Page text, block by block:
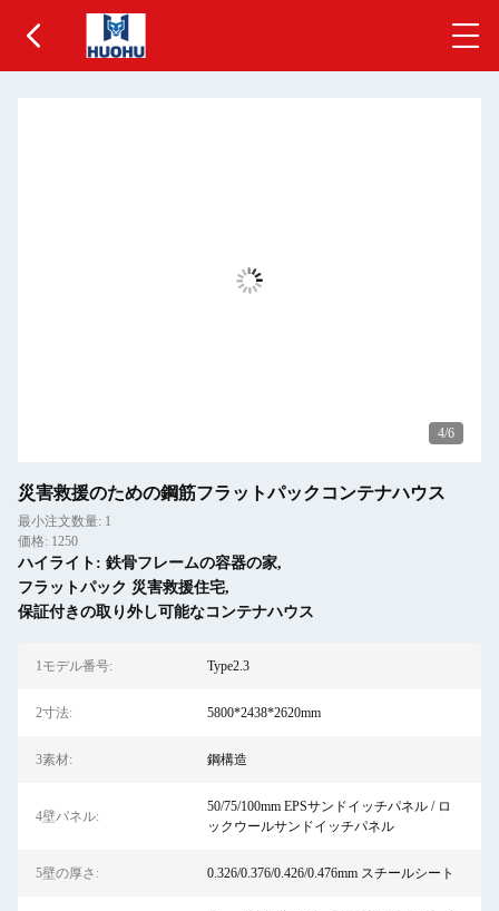
5/6
災害救援のための鋼筋フラットパックコンテナハウス
最小注文数量: 1
価格: 1250
ハイライト: 鉄骨フレームの容器の家,
フラットパック 災害救援住宅,
保証付きの取り外し可能なコンテナハウス
1モデル番号: Type2.3
2寸法: 5800*2438*2620mm
3素材: 鋼構造
4壁パネル:
50/75/100mm EPSサンドイッチパネル / ロ
ックウールサンドイッチパネル
5壁の厚さ: 0.326/0.376/0.426/0.476mm スチールシート